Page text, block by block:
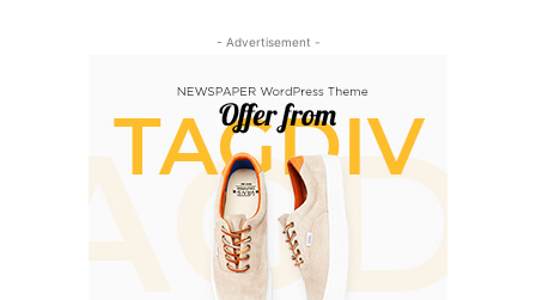
- Advertisement -